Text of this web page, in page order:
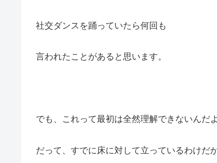
社交ダンスを踊っていたら何回も
言われたことがあると思います。
でも、これって最初は全然理解できないんだよ
だって、すでに床に対して立っているわけだか